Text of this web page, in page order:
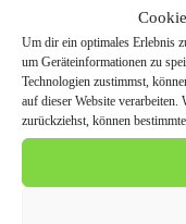
Um dir ein optimales Erlebnis
um Geräteinformationen zu
Technologien zustimmst,
auf dieser Website
zurückziehst, können
Kontaktaufnahme
0157 / 50 93 4959
Ein weiterer
Export Arnsberg ist
erreichbar sind und